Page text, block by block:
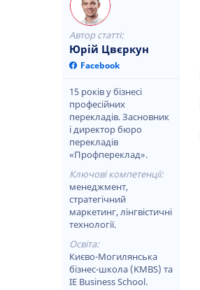
Автор статті:
Юрій Цвєркун
Facebook
15 років у бізнесі
професійних
перекладів. Засновник
і директор бюро
перекладів
«Профпереклад».
Ключові компетенції:
менеджмент,
стратегічний
маркетинг, лінгвістичні
технології.
Освіта:
Києво-Могилянська
бізнес-школа (KMBS) та
IE Business School.